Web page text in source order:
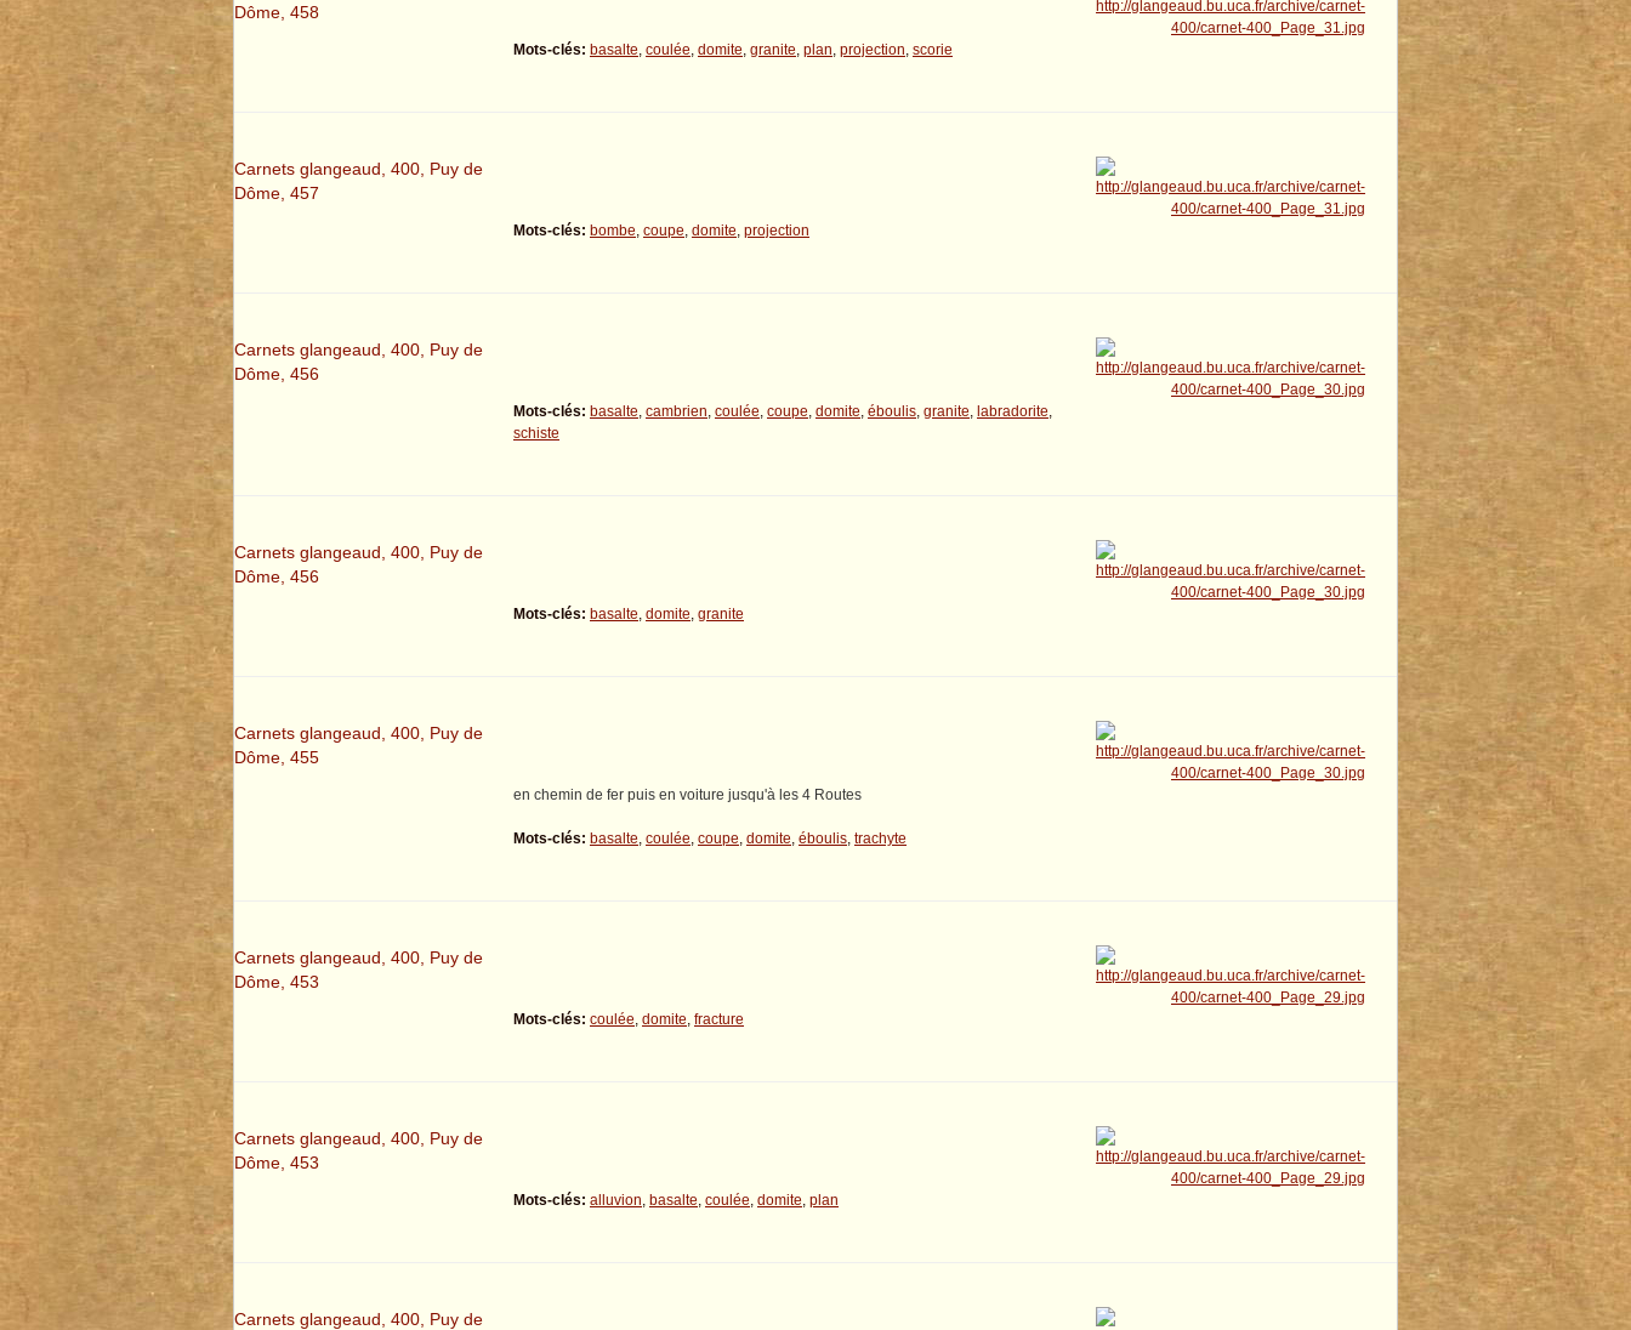
Dôme, 458
Mots-clés: basalte, coulée, domite, granite, plan, projection, scorie
Carnets glangeaud, 400, Puy de
Dôme, 457
Mots-clés: bombe, coupe, domite, projection
Carnets glangeaud, 400, Puy de
Dôme, 456
Mots-clés: basalte, cambrien, coulée, coupe, domite, éboulis, granite, labradorite,
schiste
Carnets glangeaud, 400, Puy de
Dôme, 456
Mots-clés: basalte, domite, granite
Carnets glangeaud, 400, Puy de
Dôme, 455
en chemin de fer puis en voiture jusqu'à les 4 Routes
Mots-clés: basalte, coulée, coupe, domite, éboulis, trachyte
Carnets glangeaud, 400, Puy de
Dôme, 453
Mots-clés: coulée, domite, fracture
Carnets glangeaud, 400, Puy de
Dôme, 453
Mots-clés: alluvion, basalte, coulée, domite, plan
Carnets glangeaud, 400, Puy de